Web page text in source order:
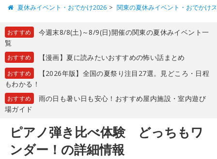
夏休みイベント・おでかけ2026 関東の夏休みイベント・おでかけ
おすすめ
今週末8/8(土)～8/9(日)開催の関東の夏休みイベント一
覧
おすすめ 【漫画】夏に読みたいおすすめの怖い話まとめ
おすすめ
【2026年版】全国の夏祭り注目27選。見どころ・日程
もわかる！
おすすめ
雨の日も暑い日も安心！おすすめ屋内施設・室内遊び
場ガイド
ピアノ弾き比べ体験 どっちもワ
ンダー！の詳細情報